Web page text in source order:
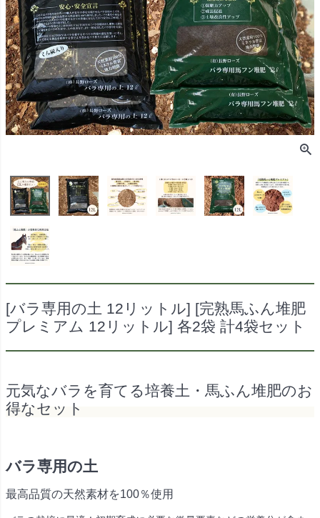
[バラ専用の土 12リットル] [完熟馬ふん堆肥
プレミアム 12リットル] 各2袋 計4袋セット
元気なバラを育てる培養土・馬ふん堆肥のお
得なセット
バラ専用の土
最高品質の天然素材を100％使用